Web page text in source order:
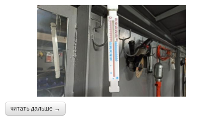
Инфракрасные печи Печи в гараж
Теплообмен в печи
Печи из газового
баллона
читать дальше →